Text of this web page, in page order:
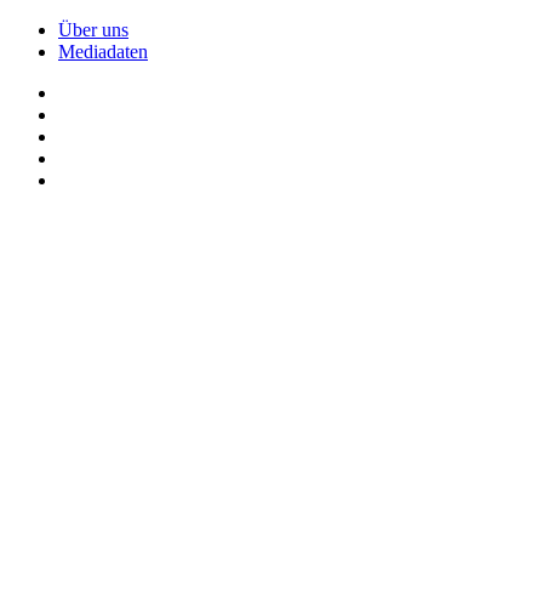
Über uns
Mediadaten